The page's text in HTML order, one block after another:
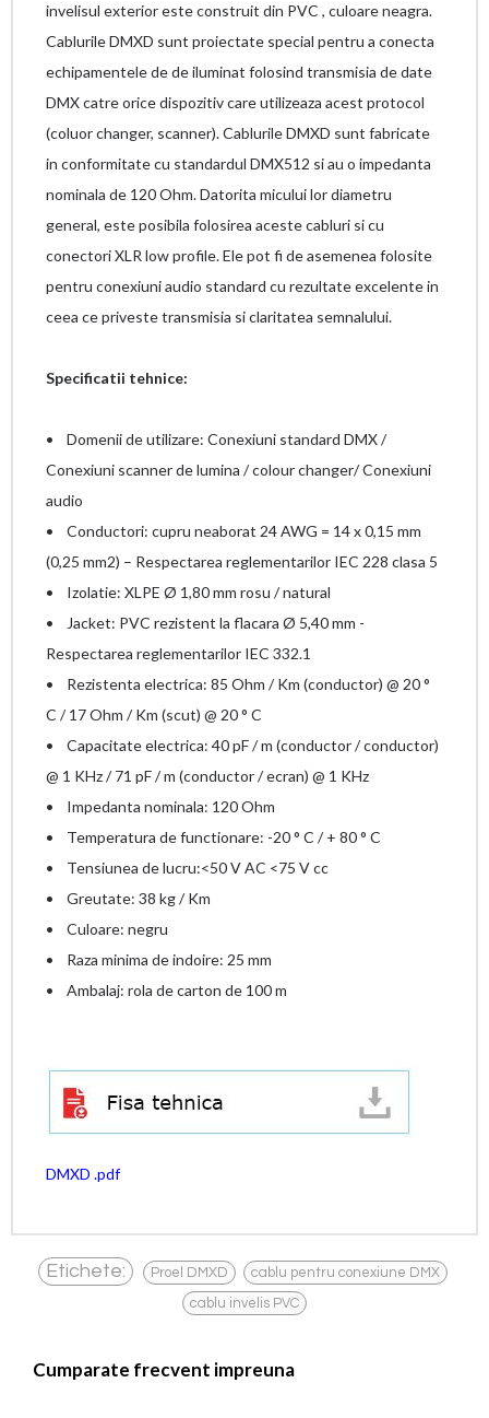
invelisul exterior este construit din PVC , culoare neagra.
Cablurile DMXD sunt proiectate special pentru a conecta
echipamentele de de iluminat folosind transmisia de date
DMX catre orice dispozitiv care utilizeaza acest protocol
(coluor changer, scanner). Cablurile DMXD sunt fabricate
in conformitate cu standardul DMX512 si au o impedanta
nominala de 120 Ohm. Datorita micului lor diametru
general, este posibila folosirea aceste cabluri si cu
conectori XLR low profile. Ele pot fi de asemenea folosite
pentru conexiuni audio standard cu rezultate excelente in
ceea ce priveste transmisia si claritatea semnalului.
Specificatii tehnice:
• Domenii de utilizare: Conexiuni standard DMX /
Conexiuni scanner de lumina / colour changer/ Conexiuni
audio
• Conductori: cupru neaborat 24 AWG = 14 x 0,15 mm
(0,25 mm2) – Respectarea reglementarilor IEC 228 clasa 5
• Izolatie: XLPE Ø 1,80 mm rosu / natural
• Jacket: PVC rezistent la flacara Ø 5,40 mm -
Respectarea reglementarilor IEC 332.1
• Rezistenta electrica: 85 Ohm / Km (conductor) @ 20 °
C / 17 Ohm / Km (scut) @ 20 ° C
• Capacitate electrica: 40 pF / m (conductor / conductor)
@ 1 KHz / 71 pF / m (conductor / ecran) @ 1 KHz
• Impedanta nominala: 120 Ohm
• Temperatura de functionare: -20 ° C / + 80 ° C
• Tensiunea de lucru:<50 V AC <75 V cc
• Greutate: 38 kg / Km
• Culoare: negru
• Raza minima de indoire: 25 mm
• Ambalaj: rola de carton de 100 m
DMXD .pdf
Etichete: Proel DMXD cablu pentru conexiune DMX
cablu invelis PVC
Cumparate frecvent impreuna